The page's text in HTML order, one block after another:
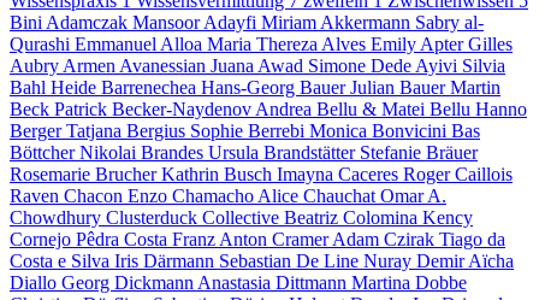
Bini Adamczak Mansoor Adayfi Miriam Akkermann Sabry al-
Qurashi Emmanuel Alloa Maria Thereza Alves Emily ApterGilles
Aubry Armen Avanessian Juana Awad Simone Dede Ayivi Silvia
Bahl Heide Barrenechea Hans-Georg BauerJulian BauerMartin
Beck Patrick Becker-Naydenov Andrea Bellu & Matei Bellu Hanno
BergerTatjana Bergius Sophie Berrebi Monica Bonvicini Bas
BöttcherNikolai Brandes Ursula Brandstätter Stefanie Bräuer
Rosemarie BrucherKathrin Busch Imayna Caceres Roger Caillois
Raven Chacon Enzo Chamacho Alice Chauchat Omar A.
Chowdhury Clusterduck Collective Beatriz Colomina Kency
Cornejo Pêdra Costa Franz Anton CramerAdam Czirak Tiago da
Costa e Silva Iris Därmann Sebastian De Line Nuray DemirAïcha
Diallo Georg Dickmann Anastasia Dittmann Martina Dobbe